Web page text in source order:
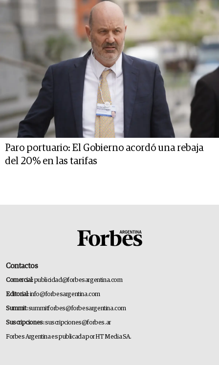
Paro portuario: El Gobierno acordó una rebaja
del 20% en las tarifas
Contactos
Comercial:publicidad@forbesargentina.com
Editorial:info@forbesargentina.com
Summit:summitforbes@forbesargentina.com
Suscripciones:suscripciones@forbes.ar
Forbes Argentina es publicada por HT Media SA.